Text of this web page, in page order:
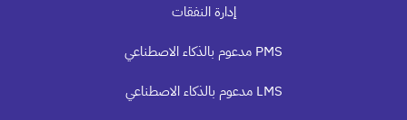
إدارة النفقات
PMS مدعوم بالذكاء الاصطناعي
LMS مدعوم بالذكاء الاصطناعي